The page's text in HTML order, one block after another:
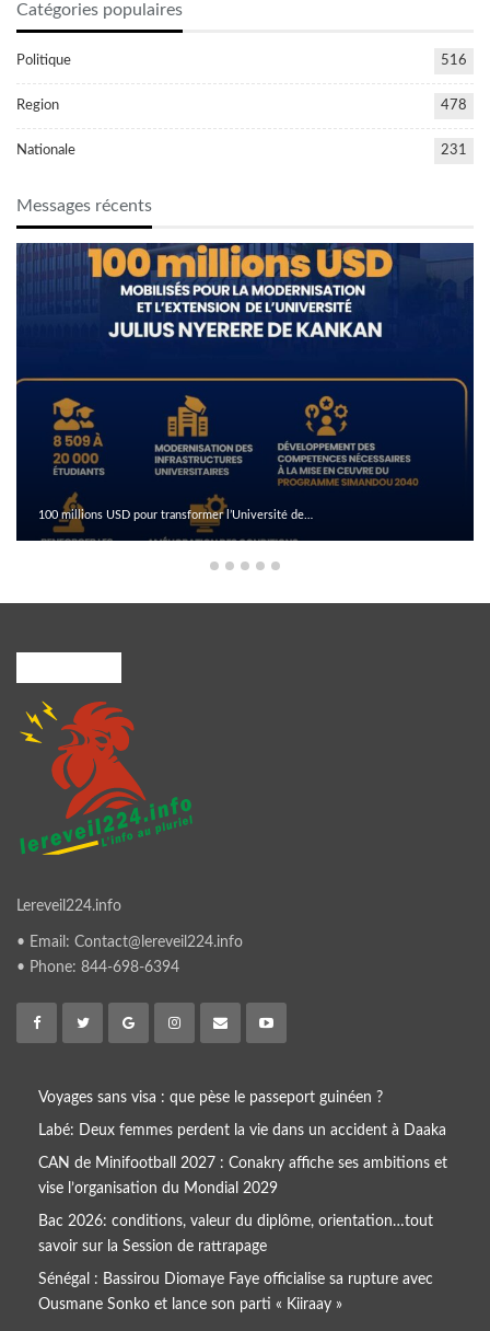
Catégories populaires
Politique 516
Region 478
Nationale 231
Messages récents
100 millions USD pour transformer l’Université de…
Lereveil224.info
• Email: Contact@lereveil224.info
• Phone: 844-698-6394
Voyages sans visa : que pèse le passeport guinéen ?
Labé: Deux femmes perdent la vie dans un accident à Daaka
CAN de Minifootball 2027 : Conakry affiche ses ambitions et
vise l’organisation du Mondial 2029
Bac 2026: conditions, valeur du diplôme, orientation…tout
savoir sur la Session de rattrapage
Sénégal : Bassirou Diomaye Faye officialise sa rupture avec
Ousmane Sonko et lance son parti « Kiiraay »